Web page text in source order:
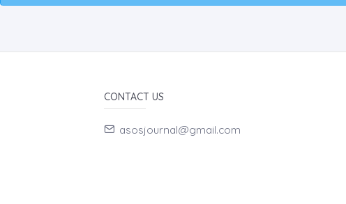
CONTACT US
asosjournal@gmail.com